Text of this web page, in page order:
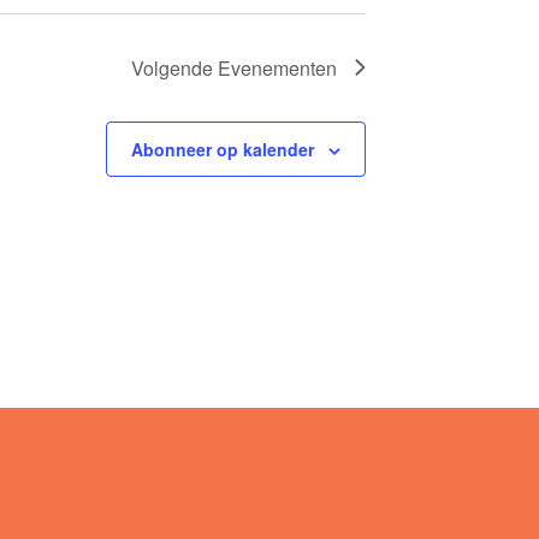
Volgende Evenementen
Abonneer op kalender